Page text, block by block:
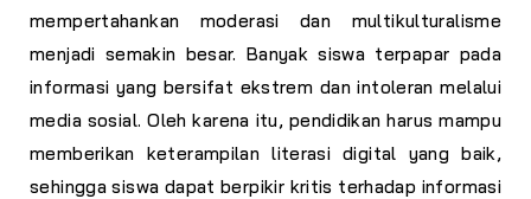
mempertahankan moderasi dan multikulturalisme
menjadi semakin besar. Banyak siswa terpapar pada
informasi yang bersifat ekstrem dan intoleran melalui
media sosial. Oleh karena itu, pendidikan harus mampu
memberikan keterampilan literasi digital yang baik,
sehingga siswa dapat berpikir kritis terhadap informasi